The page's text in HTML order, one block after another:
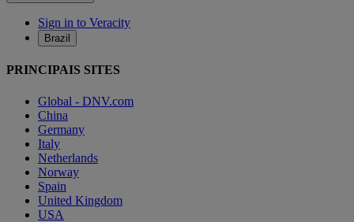
Sign in to Veracity
Brazil
PRINCIPAIS SITES
Global - DNV.com
China
Germany
Italy
Netherlands
Norway
Spain
United Kingdom
USA